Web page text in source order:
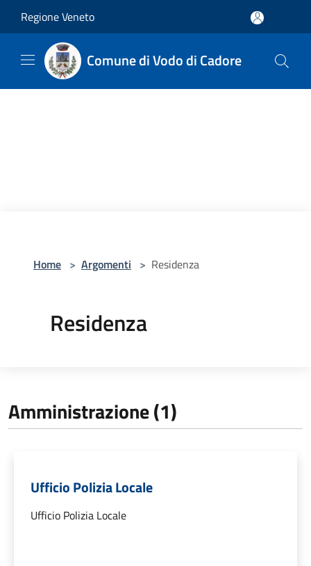
Regione Veneto
Comune di Vodo di Cadore
Home > Argomenti > Residenza
Residenza
Amministrazione (1)
Ufficio Polizia Locale
Ufficio Polizia Locale